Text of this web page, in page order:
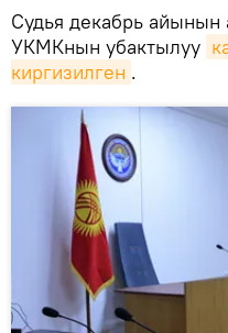
Судья декабрь
УКМКнын убактылуу
киргизилген .